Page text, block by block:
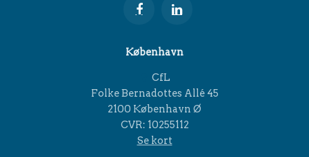
København
CfL
Folke Bernadottes Allé 45
2100 København Ø
CVR: 10255112
Se kort